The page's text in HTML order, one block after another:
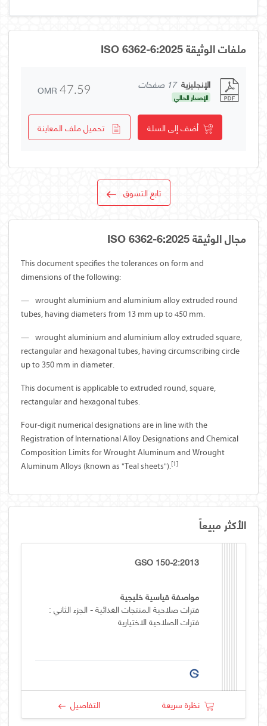
ملفات الوثيقة ISO 6362-6:2025
الإنجليزية 17 صفحات
الإصدار الحالي OMR 47.59
أضف إلى السلة تحميل ملف المعاينة
تابع التسوق
مجال الوثيقة ISO 6362-6:2025
This document specifies the tolerances on form and
dimensions of the following:
— wrought aluminium and aluminium alloy extruded round
tubes, having diameters from 13 mm up to 450 mm.
— wrought aluminium and aluminium alloy extruded square,
rectangular and hexagonal tubes, having circumscribing circle
up to 350 mm in diameter.
This document is applicable to extruded round, square,
rectangular and hexagonal tubes.
Four-digit numerical designations are in line with the
Registration of International Alloy Designations and Chemical
Composition Limits for Wrought Aluminum and Wrought
Aluminum Alloys (known as "Teal sheets").[1]
الأكثر مبيعاً
GSO 150-2:2013
مواصفة قياسية خليجية
فترات صلاحية المنتجات الغذائية - الجزء الثاني :
فترات الصلاحية الاختيارية
نظرة سريعة التفاصيل